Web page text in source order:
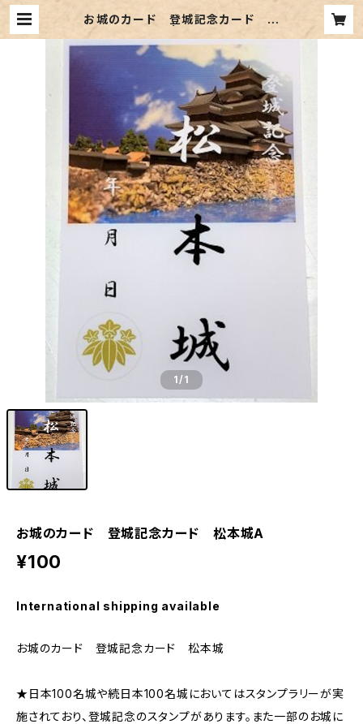
お城のカード 登城記念カード 松
1/1
お城のカード 登城記念カード 松本城A
¥100
International shipping available
お城のカード 登城記念カード 松本城
★日本100名城や続日本100名城においてはスタンプラリーが実
施されており、登城記念のスタンプがあります。また一部のお城に